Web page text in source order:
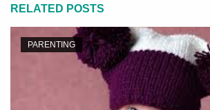
RELATED POSTS
PARENTING